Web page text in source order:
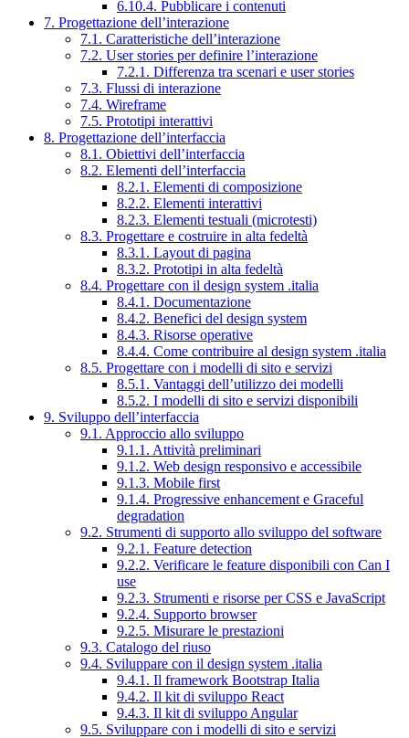
6.10.4. Pubblicare i contenuti
7. Progettazione dell’interazione
7.1. Caratteristiche dell’interazione
7.2. User stories per definire l’interazione
7.2.1. Differenza tra scenari e user stories
7.3. Flussi di interazione
7.4. Wireframe
7.5. Prototipi interattivi
8. Progettazione dell’interfaccia
8.1. Obiettivi dell’interfaccia
8.2. Elementi dell’interfaccia
8.2.1. Elementi di composizione
8.2.2. Elementi interattivi
8.2.3. Elementi testuali (microtesti)
8.3. Progettare e costruire in alta fedeltà
8.3.1. Layout di pagina
8.3.2. Prototipi in alta fedeltà
8.4. Progettare con il design system .italia
8.4.1. Documentazione
8.4.2. Benefici del design system
8.4.3. Risorse operative
8.4.4. Come contribuire al design system .italia
8.5. Progettare con i modelli di sito e servizi
8.5.1. Vantaggi dell’utilizzo dei modelli
8.5.2. I modelli di sito e servizi disponibili
9. Sviluppo dell’interfaccia
9.1. Approccio allo sviluppo
9.1.1. Attività preliminari
9.1.2. Web design responsivo e accessibile
9.1.3. Mobile first
9.1.4. Progressive enhancement e Graceful
degradation
9.2. Strumenti di supporto allo sviluppo del software
9.2.1. Feature detection
9.2.2. Verificare le feature disponibili con Can I
use
9.2.3. Strumenti e risorse per CSS e JavaScript
9.2.4. Supporto browser
9.2.5. Misurare le prestazioni
9.3. Catalogo del riuso
9.4. Sviluppare con il design system .italia
9.4.1. Il framework Bootstrap Italia
9.4.2. Il kit di sviluppo React
9.4.3. Il kit di sviluppo Angular
9.5. Sviluppare con i modelli di sito e servizi